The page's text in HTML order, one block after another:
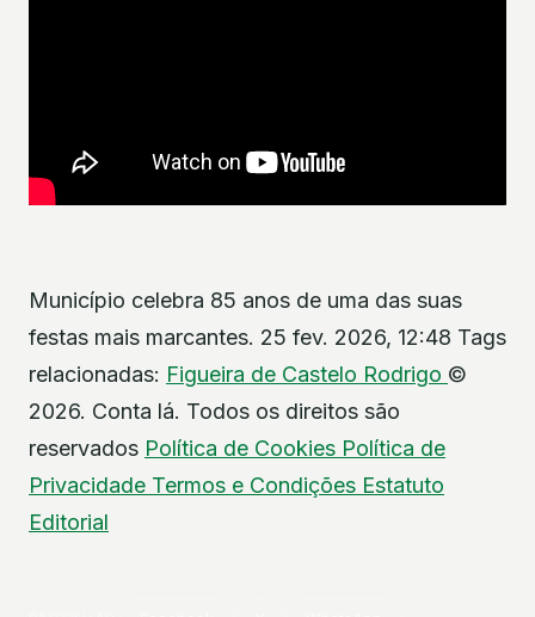
Município celebra 85 anos de uma das suas
festas mais marcantes. 25 fev. 2026, 12:48 Tags
relacionadas: Figueira de Castelo Rodrigo ©
2026. Conta lá. Todos os direitos são
reservados Política de Cookies Política de
Privacidade Termos e Condições Estatuto
Editorial